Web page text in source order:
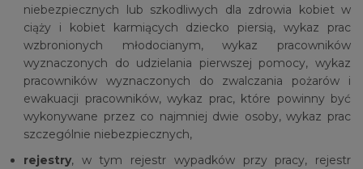
niebezpiecznych lub szkodliwych dla zdrowia kobiet w
ciąży i kobiet karmiących dziecko piersią, wykaz prac
wzbronionych młodocianym, wykaz pracowników
wyznaczonych do udzielania pierwszej pomocy, wykaz
pracowników wyznaczonych do zwalczania pożarów i
ewakuacji pracowników, wykaz prac, które powinny być
wykonywane przez co najmniej dwie osoby, wykaz prac
szczególnie niebezpiecznych,
rejestry, w tym rejestr wypadków przy pracy, rejestr